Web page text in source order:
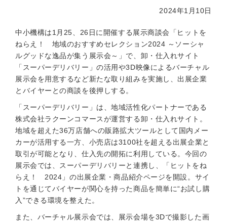
2024年1月10日
中小機構は1月25、26日に開催する展示商談会「ヒットを
ねらえ！ 地域のおすすめセレクション2024 ～ソーシャ
ルグッドな逸品が集う展示会～」で、卸・仕入れサイト
「スーパーデリバリー」の活用や3D映像によるバーチャル
展示会を用意するなど新たな取り組みを実施し、出展企業
とバイヤーとの商談を後押しする。
「スーパーデリバリー」は、地域活性化パートナーである
株式会社ラクーンコマースが運営する卸・仕入れサイト。
地域を超えた36万店舗への販路拡大ツールとして国内メー
カーが活用する一方、小売店は3100社を超える出展企業と
取引が可能となり、仕入先の開拓に利用している。今回の
展示会では、スーパーデリバリーと連携し、「ヒットをね
らえ！ 2024」の出展企業・商品紹介ページを開設。サイ
トを通じてバイヤーが関心を持った商品を簡単に“お試し購
入”できる環境を整えた。
また、バーチャル展示会では、展示会場を3Dで撮影した画